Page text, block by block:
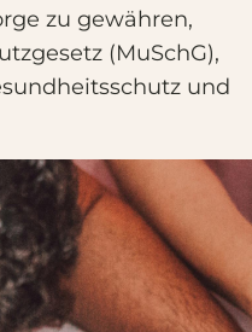
zu gewähren,
(MuSchG),
und